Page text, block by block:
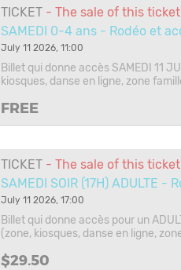
TICKET- The sale of this
SAMEDI 0-4 ans - Rodéo et
July 11 2026, 11:00
Billet qui donne accès SAMEDI 11
kiosques, danse en ligne, zone
FREE
TICKET- The sale of this
SAMEDI SOIR (17H) ADULTE -
July 11 2026, 17:00
Billet qui donne accès pour un
(zone, kiosques, danse en ligne,
$29.50